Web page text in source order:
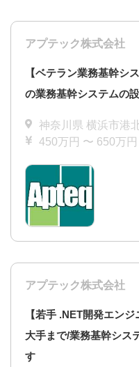
アプテック株式会社
【ベテラン業務基幹シ
の業務基幹システムの
神奈川県 横浜市港
450万円 〜 650万円
アプテック株式会社
【若手 .NET開発エン
大手まで/業務基幹シス
す